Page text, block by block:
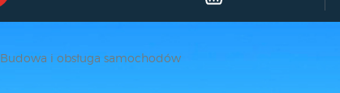
Budowa i obsługa samochodów